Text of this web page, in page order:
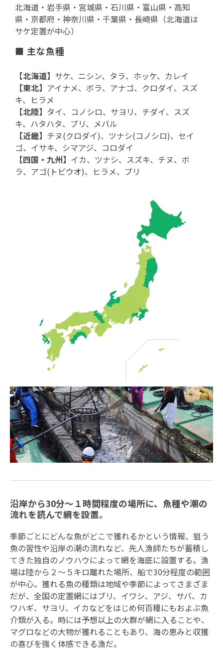
北海道・岩手県・宮城県・石川県・富山県・高知
県・京都府・神奈川県・千葉県・長崎県（北海道は
サケ定置が中心）
■ 主な魚種
【北海道】 サケ、ニシン、タラ、ホッケ、カレイ
【東北】 アイナメ、ボラ、アナゴ、クロダイ、スズ
キ、ヒラメ
【北陸】 タイ、コノシロ、サヨリ、チダイ、スズ
キ、ハタハタ、ブリ、メバル
【近畿】 チヌ(クロダイ)、ツナシ(コノシロ)、セイ
ゴ、イサキ、シマアジ、コロダイ
【四国・九州】 イカ、ツナシ、スズキ、チヌ、ボ
ラ、アゴ(トビウオ)、ヒラメ、ブリ
沿岸から30分〜１時間程度の場所に、魚種や潮の
流れを読んで網を設置。
季節ごとにどんな魚がどこで獲れるかという情報、狙う
魚の習性や沿岸の潮の流れなど、先人漁師たちが蓄積し
てきた独自のノウハウによって網を海底に設置する。漁
場は陸から２〜５キロ離れた場所、船で30分程度の範囲
が中心。獲れる魚の種類は地域や季節によってさまざま
だが、全国の定置網にはブリ、イワシ、アジ、サバ、カ
ワハギ、サヨリ、イカなどをはじめ何百種にもおよぶ魚
介類が入る。時には予想以上の大群が網に入ることや、
マグロなどの大物が獲れることもあり、海の恵みと収獲
の喜びを強く体感できる漁だ。